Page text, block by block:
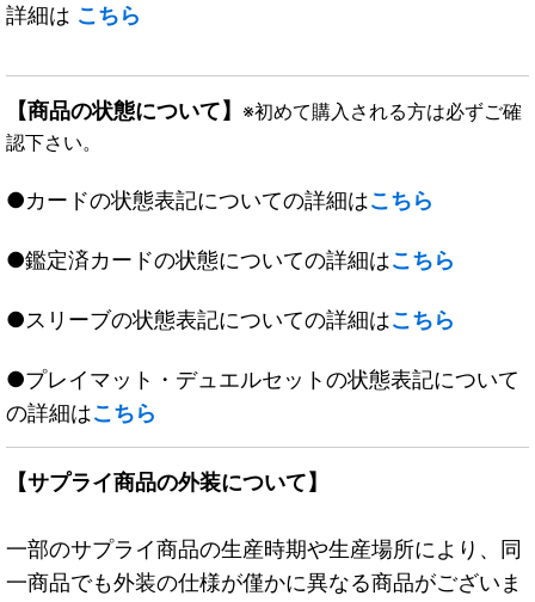
詳細は こちら
【商品の状態について】 ※初めて購入される方は必ずご確
認下さい。
●カードの状態表記についての詳細はこちら
●鑑定済カードの状態についての詳細はこちら
●スリーブの状態表記についての詳細はこちら
●プレイマット・デュエルセットの状態表記について
の詳細はこちら
【サプライ商品の外装について】
一部のサプライ商品の生産時期や生産場所により、同
一商品でも外装の仕様が僅かに異なる商品がございま